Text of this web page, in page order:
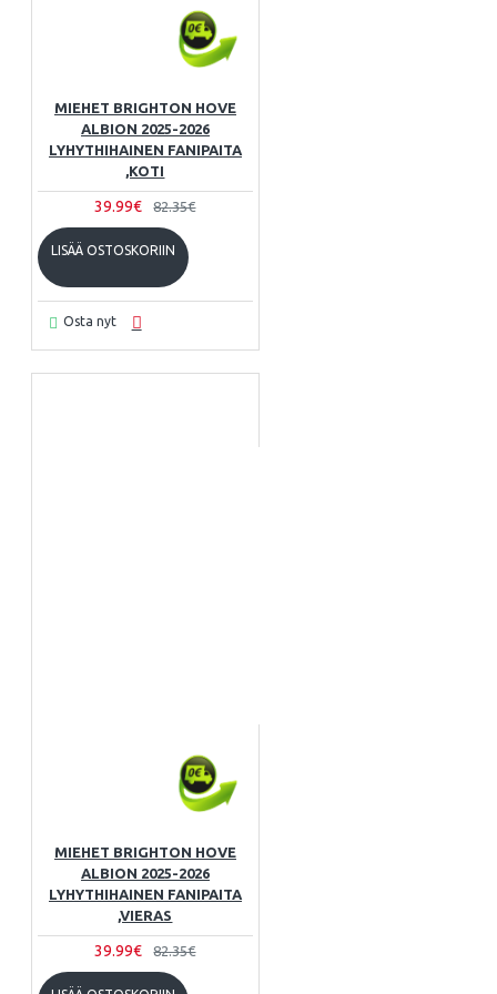
MIEHET BRIGHTON HOVE
ALBION 2025-2026
LYHYTHIHAINEN FANIPAITA
,KOTI
39.99€ 82.35€
LISÄÄ OSTOSKORIIN
Osta nyt
MIEHET BRIGHTON HOVE
ALBION 2025-2026
LYHYTHIHAINEN FANIPAITA
,VIERAS
39.99€ 82.35€